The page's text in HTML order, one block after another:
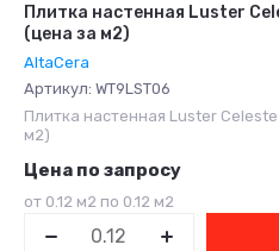
Плитка настенная Luster
(цена за м2)
AltaCera
Артикул: WT9LST06
Плитка настенная Luster
м2)
Цена по запросу
от 0.12 м2 по 0.12 м2